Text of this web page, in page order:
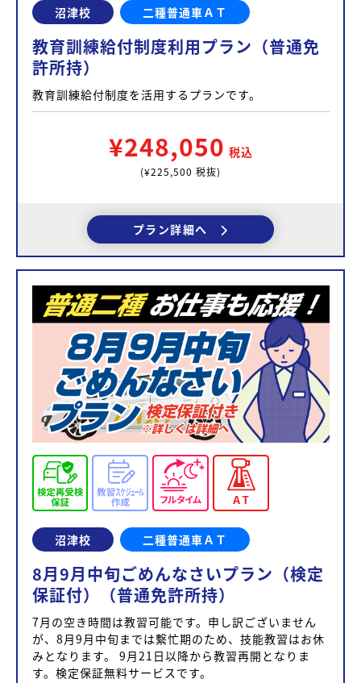
沼津校 二種普通車ＡＴ
教育訓練給付制度利用プラン（普通免
許所持）
教育訓練給付制度を活用するプランです。
¥248,050 税込
(¥225,500 税抜)
プラン詳細へ
沼津校 二種普通車ＡＴ
8月9月中旬ごめんなさいプラン（検定
保証付）（普通免許所持）
7月の空き時間は教習可能です。申し訳ございません
が、8月9月中旬までは繫忙期のため、技能教習はお休
みとなります。 9月21日以降から教習再開となりま
す。検定保証無料サービスです。